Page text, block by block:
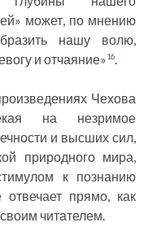
может, по мнению
нашу волю,
и отчаяние»16.
Чехова
на незримое
и высших сил,
природного мира,
к познанию
прямо, как
читателем.